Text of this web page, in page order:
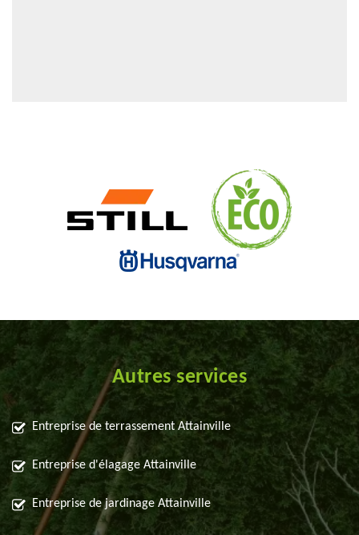
Autres services
Entreprise de terrassement Attainville
Entreprise d'élagage Attainville
Entreprise de jardinage Attainville